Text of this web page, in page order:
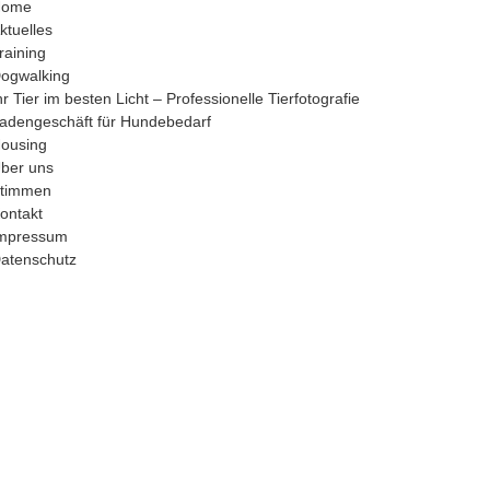
Tier im besten Licht – Professionelle Tierfotografie
für Hundebedarf
uns